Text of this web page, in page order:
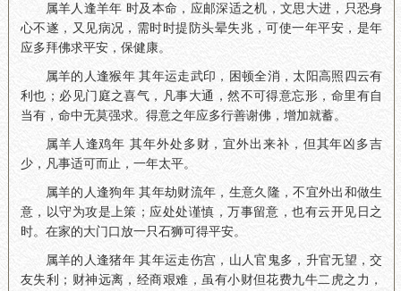
属羊人逢羊年 时及本命，应邮深适之机，文思大进，只恐身
心不遂，又见病况，需时时提防头晕失兆，可使一年平安，是年
应多拜佛求平安，保健康。
属羊的人逢猴年 其年运走武印，困顿全消，太阳高照四云有
利也；必见门庭之喜气，凡事大通，然不可得意忘形，命里有自
当有，命中无莫强求。得意之年应多行善谢佛，增加就蓄。
属羊人逢鸡年 其年外处多财，宜外出来补，但其年凶多吉
少，凡事适可而止，一年太平。
属羊的人逢狗年 其年劫财流年，生意久隆，不宜外出和做生
意，以守为攻是上策；应处处谨慎，万事留意，也有云开见日之
时。在家的大门口放一只石狮可得平安。
属羊的人逢猪年 其年运走伤宫，山人官鬼多，升官无望，交
友失利；财神远离，经商艰难，虽有小财但花费九牛二虎之力，